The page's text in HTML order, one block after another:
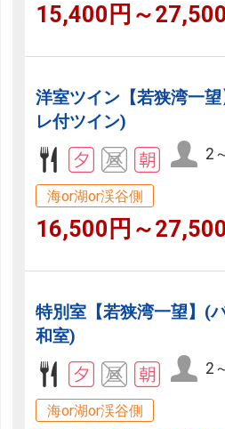
15,400円～
洋室ツイン【若狭湾一
レ付ツイン)
2
海or湖or渓谷側
16,500円～
特別室【若狭湾一望】(
和室)
2
海or湖or渓谷側